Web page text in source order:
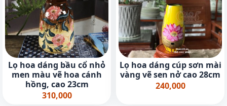
Lọ hoa dáng bầu cổ nhỏ
men màu vẽ hoa cánh
hồng, cao 23cm
310,000
Lọ hoa dáng cúp sơn mài
vàng vẽ sen nở cao 28cm
240,000